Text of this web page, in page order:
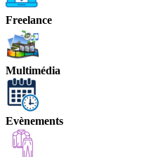
Freelance
Multimédia
Evènements